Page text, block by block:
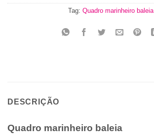
Tag: Quadro marinheiro baleia
DESCRIÇÃO
Quadro marinheiro baleia